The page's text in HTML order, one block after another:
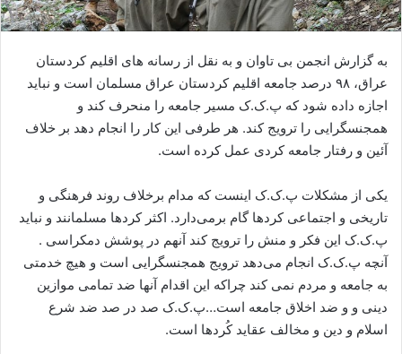
به گزارش انجمن بی تاوان و به نقل از رسانه های اقلیم کردستان
عراق، ۹۸ درصد جامعه‌ اقلیم کردستان عراق مسلمان است و نباید
اجازه داده شود که پ.ک.ک مسیر جامعه را منحرف کند و
همجنسگرایی را ترویج کند. هر طرفی این کار را انجام دهد بر خلاف
آئین و رفتار جامعه‌ کردی عمل کرده است.
یکی از مشکلات پ.ک.ک اینست که مدام برخلاف روند فرهنگی و
تاریخی و اجتماعی کردها گام برمی‌دارد. اکثر کردها مسلمانند و نباید
پ.ک.ک این فکر و منش را ترویج کند آنهم در پوشش دمکراسی .
آنچه پ.ک.ک انجام می‌دهد ترویج همجنسگرایی است و هیچ خدمتی
به جامعه و مردم نمی کند چراکه این اقدام آنها ضد تمامی موازین
دینی و و ضد اخلاق جامعه است…پ.ک.ک صد در صد ضد شرع
اسلام و دین و مخالف عقاید کُردها است.